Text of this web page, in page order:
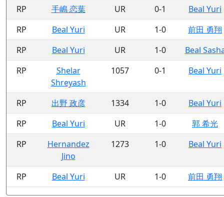
RP
手嶋 恋葉 UR 0-1
Beal Yuri
RP
Beal Yuri UR 1-0
前田 勇翔
RP
Beal Yuri UR 1-0
Beal
RP
Shelar
Shreyash
1057 0-1 Beal Yuri
RP 出野 政彦 1334 1-0
Beal Yuri
RP
Beal Yuri UR 1-0
郭 希光
RP
Hernandez
Jino
1273 1-0 Beal Yuri
RP Beal Yuri UR 1-0 前田 勇翔